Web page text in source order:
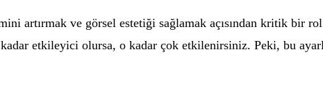
artırmak ve görsel estetiği sağlamak açısından kritik bir
etkileyici olursa, o kadar çok etkilenirsiniz. Peki, bu